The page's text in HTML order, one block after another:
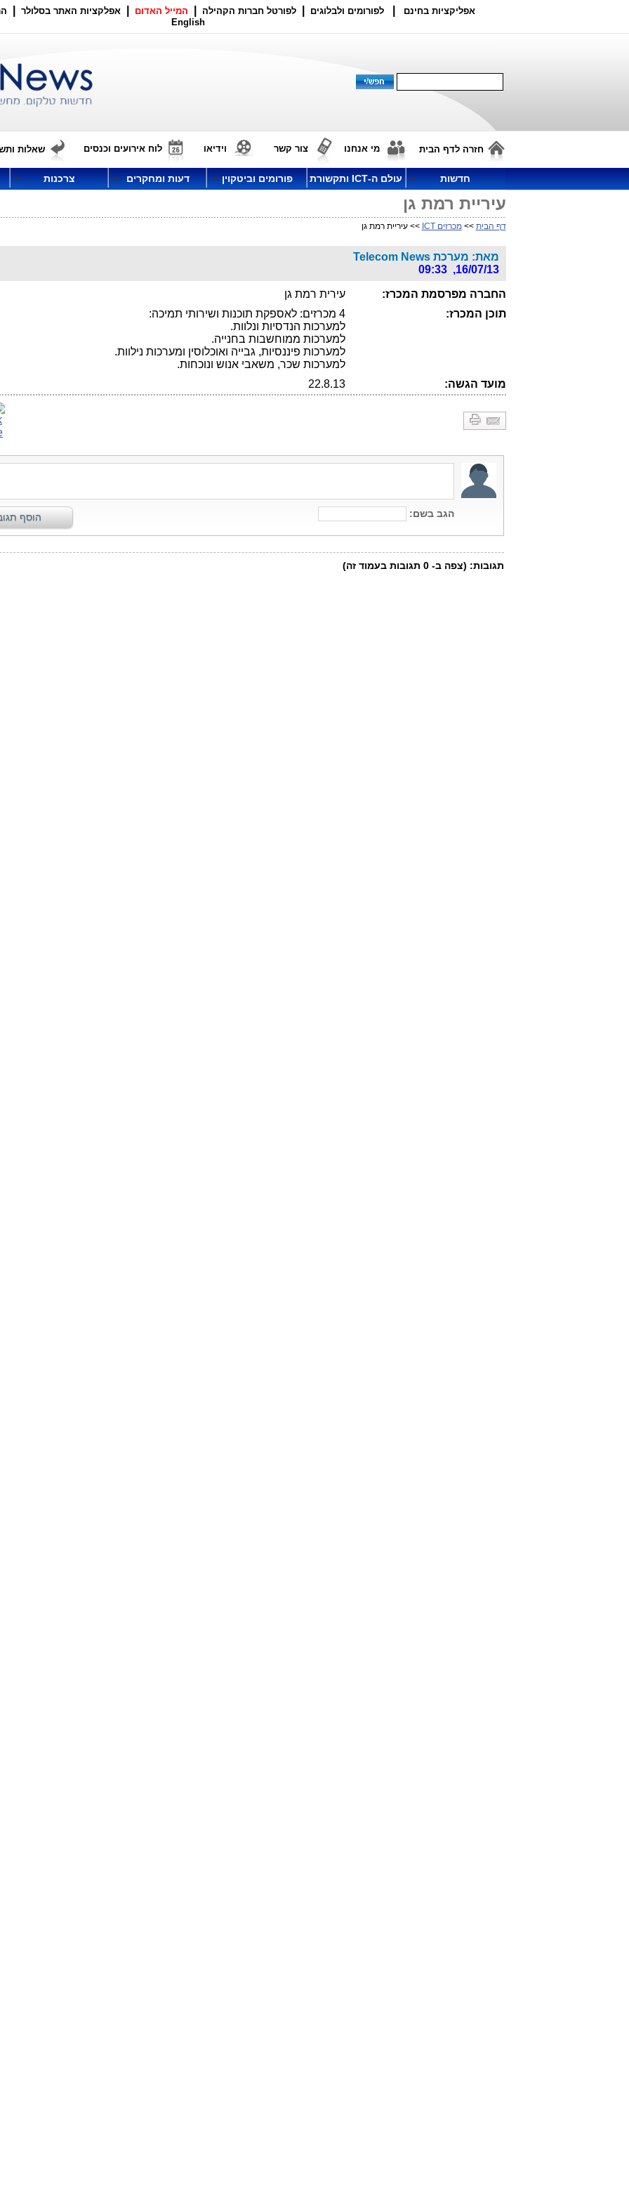
אפליקציות בחינם לפורומים ולבלוגים לפורטל חברות הקהילה המייל האדום אפלקציות האתר בסלולר
English
חזרה לדף הבית מי אנחנו צור קשר וידיאו לוח אירועים וכנסים שאלות
חדשות עולם ה-ICT ותקשורת פורומים וביטקוין דעות ומחקרים צרכנות
עיריית רמת גן
דף הבית >>מכרזים ICT >> עיריית רמת גן
מאת: מערכת Telecom News
16/07/13, 09:33
החברה מפרסמת המכרז:
עירית רמת גן
תוכן המכרז:
4 מכרזים: לאספקת תוכנות ושירותי תמיכה:
למערכות הנדסיות ונלוות.
למערכות ממוחשבות בחנייה.
למערכות פיננסיות, גבייה ואוכלוסין ומערכות נילוות.
למערכות שכר, משאבי אנוש ונוכחות.
מועד הגשה:
22.8.13